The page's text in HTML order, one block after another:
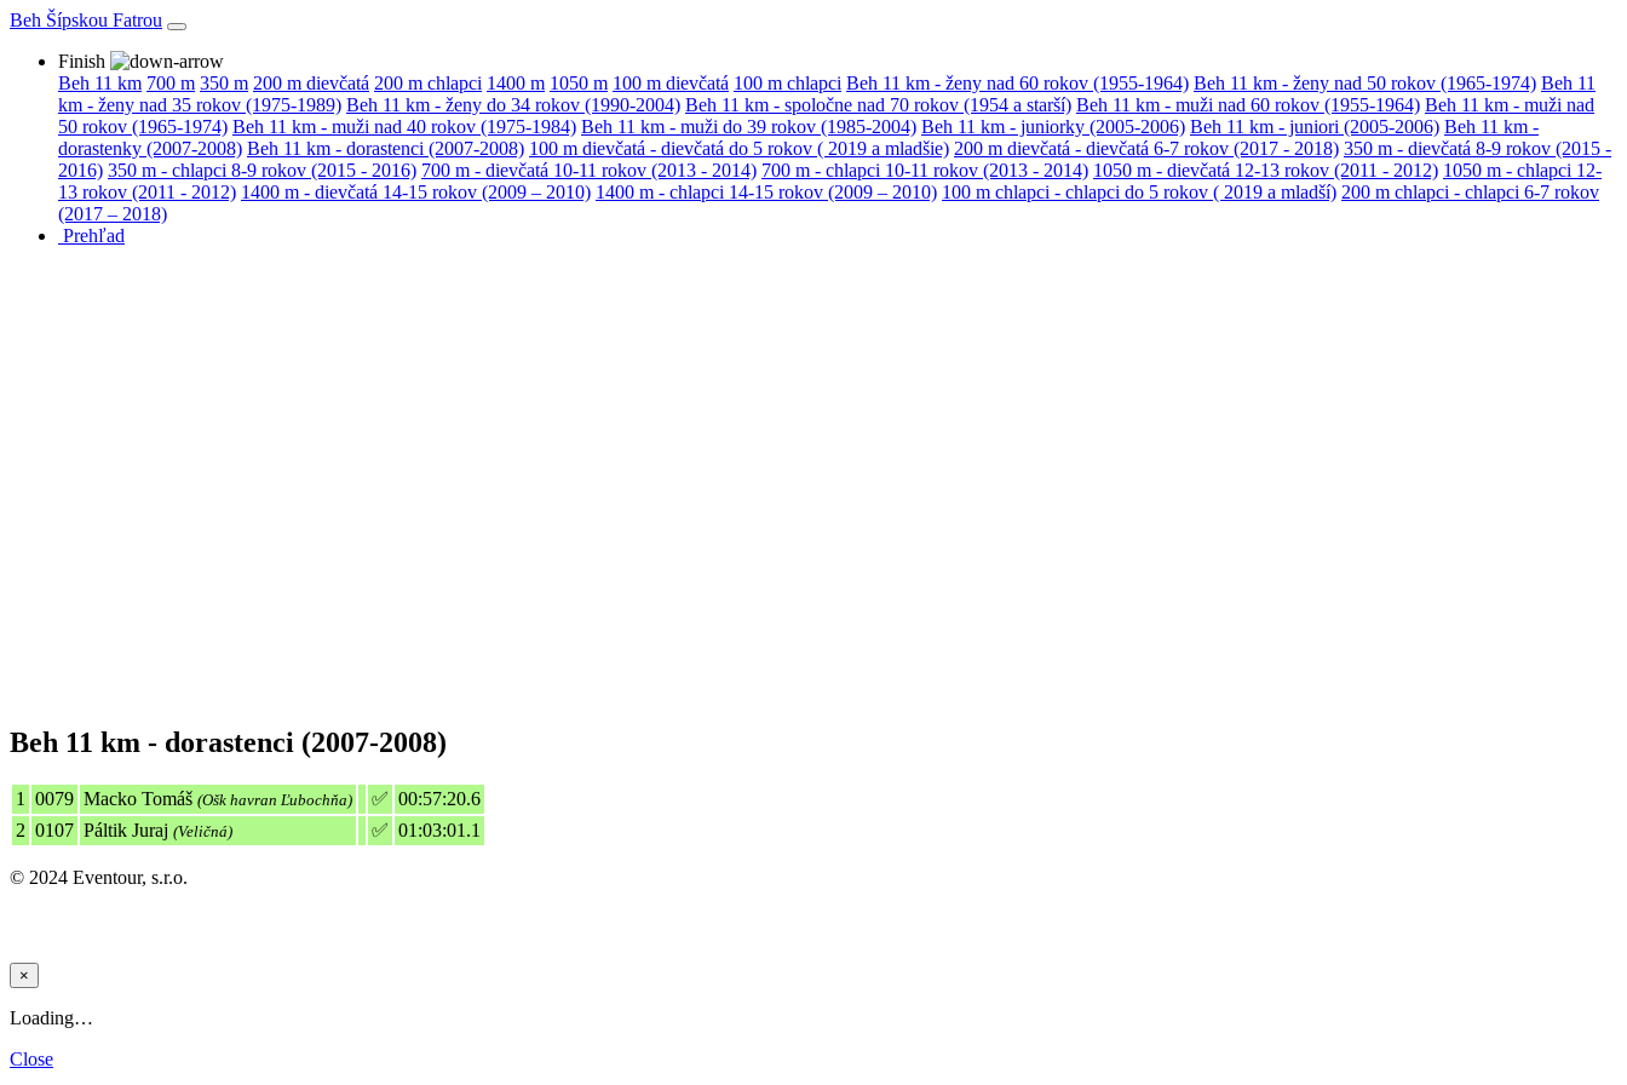
Beh Šípskou Fatrou
Finish
Beh 11 km 700 m 350 m 200 m dievčatá 200 m chlapci 1400 m 1050 m 100 m dievčatá 100 m chlapci Beh 11 km - ženy nad 60 rokov (1955-1964) Beh 11 km - ženy nad 50 rokov (1965-1974) Beh 11
km - ženy nad 35 rokov (1975-1989) Beh 11 km - ženy do 34 rokov (1990-2004) Beh 11 km - spoločne nad 70 rokov (1954 a starší) Beh 11 km - muži nad 60 rokov (1955-1964) Beh 11 km - muži nad
50 rokov (1965-1974) Beh 11 km - muži nad 40 rokov (1975-1984) Beh 11 km - muži do 39 rokov (1985-2004) Beh 11 km - juniorky (2005-2006) Beh 11 km - juniori (2005-2006) Beh 11 km -
dorastenky (2007-2008) Beh 11 km - dorastenci (2007-2008) 100 m dievčatá - dievčatá do 5 rokov ( 2019 a mladšie) 200 m dievčatá - dievčatá 6-7 rokov (2017 - 2018) 350 m - dievčatá 8-9 rokov (2015 -
2016) 350 m - chlapci 8-9 rokov (2015 - 2016) 700 m - dievčatá 10-11 rokov (2013 - 2014) 700 m - chlapci 10-11 rokov (2013 - 2014) 1050 m - dievčatá 12-13 rokov (2011 - 2012) 1050 m - chlapci 12-
13 rokov (2011 - 2012) 1400 m - dievčatá 14-15 rokov (2009 – 2010) 1400 m - chlapci 14-15 rokov (2009 – 2010) 100 m chlapci - chlapci do 5 rokov ( 2019 a mladší) 200 m chlapci - chlapci 6-7 rokov
(2017 – 2018)
Prehľad
Beh 11 km - dorastenci (2007-2008)
1 0079 Macko Tomáš (Ošk havran Ľubochňa) ✅ 00:57:20.6
2 0107 Páltik Juraj (Veličná) ✅ 01:03:01.1
© 2024 Eventour, s.r.o.
×
Loading…
Close